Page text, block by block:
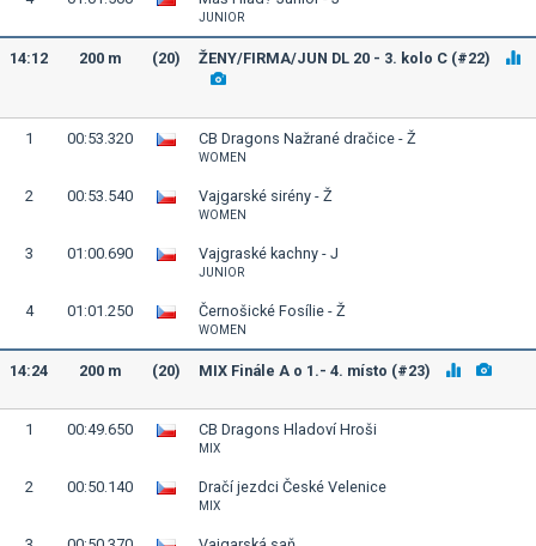
JUNIOR
14:12 200 m (20) ŽENY/FIRMA/JUN DL 20 - 3. kolo C (#22)
1 00:53.320 CB Dragons Nažrané dračice - Ž
WOMEN
2 00:53.540 Vajgarské sirény - Ž
WOMEN
3 01:00.690 Vajgraské kachny - J
JUNIOR
4 01:01.250 Černošické Fosílie - Ž
WOMEN
14:24 200 m (20) MIX Finále A o 1.- 4. místo (#23)
1 00:49.650 CB Dragons Hladoví Hroši
MIX
2 00:50.140 Dračí jezdci České Velenice
MIX